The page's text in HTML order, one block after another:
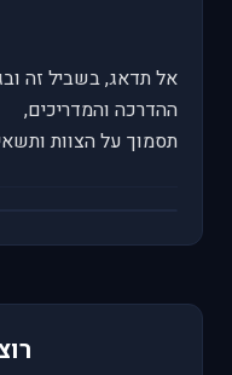
אל תדאג, בשביל זה
ההדרכה והמדריכים,
תסמוך על הצוות